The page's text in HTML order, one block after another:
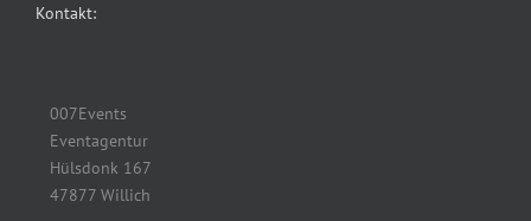
Kontakt:
007Events
Eventagentur
Hülsdonk 167
47877 Willich